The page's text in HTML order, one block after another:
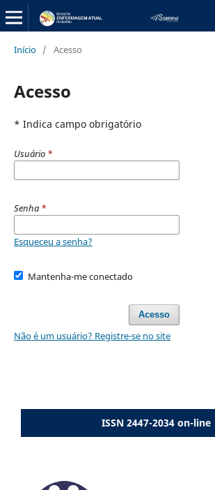
Início / Acesso
Acesso
* Indica campo obrigatório
Usuário *
Senha *
Esqueceu a senha?
Mantenha-me conectado
Acesso
Não é um usuário? Registre-se no site
ISSN 2447-2034 on-line